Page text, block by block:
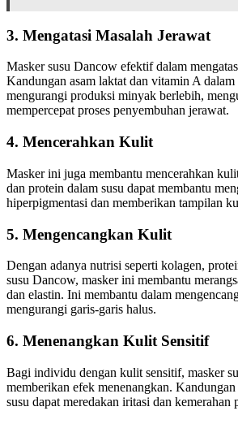
3. Mengatasi Masalah Jerawat
Masker susu Dancow efektif dalam
Kandungan asam laktat dan vitamin A dalam
mengurangi produksi minyak berlebih,
mempercepat proses penyembuhan jerawat.
4. Mencerahkan Kulit
Masker ini juga membantu mencerahkan
dan protein dalam susu dapat membantu
hiperpigmentasi dan memberikan tampilan
5. Mengencangkan Kulit
Dengan adanya nutrisi seperti kolagen,
susu Dancow, masker ini membantu
dan elastin. Ini membantu dalam
mengurangi garis-garis halus.
6. Menenangkan Kulit Sensitif
Bagi individu dengan kulit sensitif, masker
memberikan efek menenangkan.
susu dapat meredakan iritasi dan kemerahan